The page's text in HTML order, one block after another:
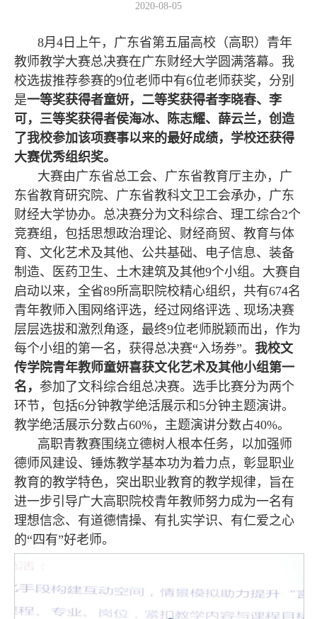
2020-08-05
8月4日上午，广东省第五届高校（高职）青年
教师教学大赛总决赛在广东财经大学圆满落幕。我
校选拔推荐参赛的9位老师中有6位老师获奖，分别
是一等奖获得者童妍，二等奖获得者李晓春、李
可，三等奖获得者侯海冰、陈志耀、薛云兰，创造
了我校参加该项赛事以来的最好成绩，学校还获得
大赛优秀组织奖。
大赛由广东省总工会、广东省教育厅主办，广
东省教育研究院、广东省教科文卫工会承办，广东
财经大学协办。总决赛分为文科综合、理工综合2个
竞赛组，包括思想政治理论、财经商贸、教育与体
育、文化艺术及其他、公共基础、电子信息、装备
制造、医药卫生、土木建筑及其他9个小组。大赛自
启动以来，全省89所高职院校精心组织，共有674名
青年教师入围网络评选，经过网络评选﹑现场决赛
层层选拔和激烈角逐，最终9位老师脱颖而出，作为
每个小组的第一名，获得总决赛“入场券”。 我校文
传学院青年教师童妍喜获文化艺术及其他小组第一
名， 参加了文科综合组总决赛。选手比赛分为两个
环节，包括6分钟教学绝活展示和5分钟主题演讲。
教学绝活展示分数占60%，主题演讲分数占40%。
高职青教赛围绕立德树人根本任务，以加强师
德师风建设、锤炼教学基本功为着力点，彰显职业
教育的教学特色，突出职业教育的教学规律，旨在
进一步引导广大高职院校青年教师努力成为一名有
理想信念、有道德情操、有扎实学识、有仁爱之心
的“四有”好老师。